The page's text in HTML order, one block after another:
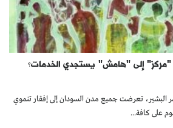
إلى "هامش" يستجدي الخدمات؟
البشير، تعرضت جميع مدن السودان إلى إفقار تنموي
على كافة...